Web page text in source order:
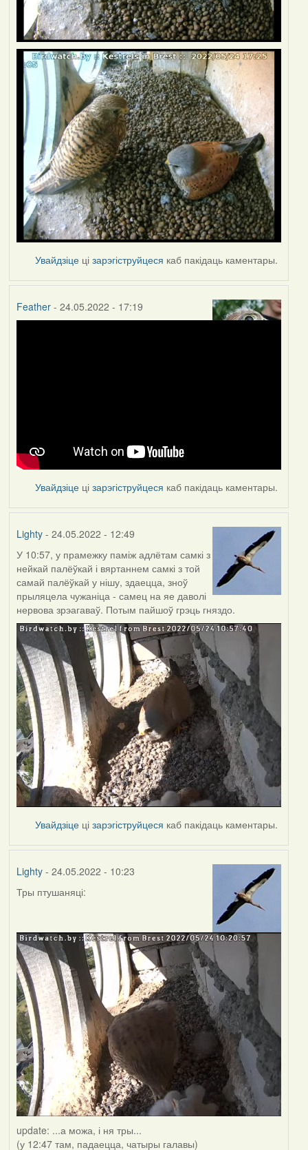
Увайдзіце цізарэгіструйцеся каб пакідаць каментары.
Feather- 24.05.2022 - 17:19
Увайдзіце цізарэгіструйцеся каб пакідаць каментары.
Lighty- 24.05.2022 - 12:49
У 10:57, у прамежку паміж адлётам самкі з
нейкай палёўкай і вяртаннем самкі з той
самай палёўкай у нішу, здаецца, зноў
прыляцела чужаніца - самец на яе даволі
нервова зрэагаваў. Потым пайшоў грэць гняздо.
Увайдзіце цізарэгіструйцеся каб пакідаць каментары.
Lighty- 24.05.2022 - 10:23
Тры птушаняці:
update: ...а можа, і ня тры...
(у 12:47 там, падаецца, чатыры галавы)